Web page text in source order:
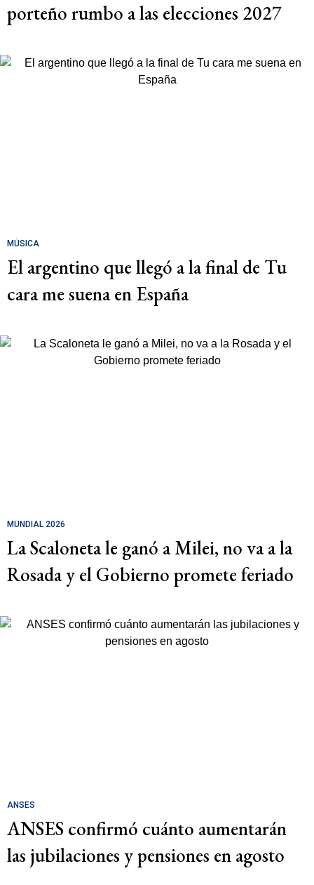
porteño rumbo a las elecciones 2027
MÚSICA
El argentino que llegó a la final de Tu
cara me suena en España
MUNDIAL 2026
La Scaloneta le ganó a Milei, no va a la
Rosada y el Gobierno promete feriado
ANSES
ANSES confirmó cuánto aumentarán
las jubilaciones y pensiones en agosto